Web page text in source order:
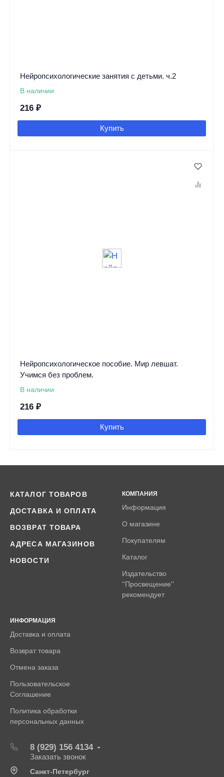
Нейропсихологические занятия с детьми. ч.2
В наличии
216 ₽
Купить
Нейропсихологическое пособие. Мир левшат.
Учимся без проблем.
В наличии
216 ₽
Купить
КАТАЛОГ ТОВАРОВ
ДОСТАВКА И ОПЛАТА
ВОЗВРАТ ТОВАРА
АДРЕСА МАГАЗИНОВ
НОВОСТИ
КОМПАНИЯ
Информация
О магазине
Покупателям
Каталог
Издательство
''Просвещение''
рекомендует
ИНФОРМАЦИЯ
Доставка и оплата
Возврат товара
Отмена заказа
Пользовательское
Соглашение
Политика обработки
персональных данных
8 (929) 156 4134
Заказать звонок
Санкт-Петербург